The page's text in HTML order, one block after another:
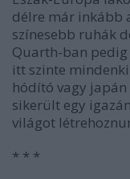
délre már inkább
színesebb ruhák
Quarth-ban
itt szinte
hódító vagy
sikerült egy
világot
* * *